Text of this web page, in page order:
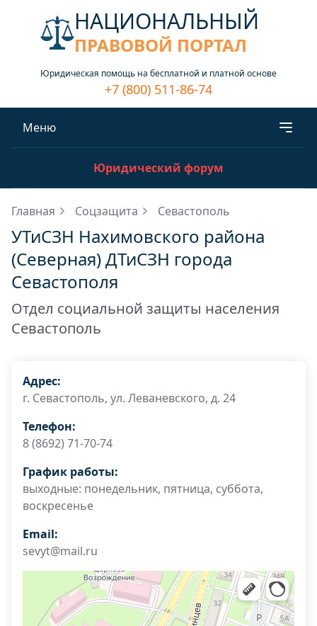
НАЦИОНАЛЬНЫЙ
ПРАВОВОЙ ПОРТАЛ
Юридическая помощь на бесплатной и платной основе
+7 (800) 511-86-74
Меню
Юридический форум
Главная Соцзащита Севастополь
УТиСЗН Нахимовского района
(Северная) ДТиСЗН города
Севастополя
Отдел социальной защиты населения
Севастополь
Адрес:
г. Севастополь, ул. Леваневского, д. 24
Телефон:
8 (8692) 71-70-74
График работы:
выходные: понедельник, пятница, суббота,
воскресенье
Email:
sevyt@mail.ru